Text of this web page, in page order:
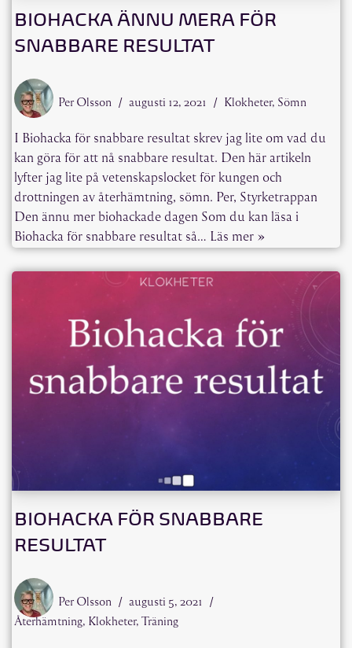
BIOHACKA ÄNNU MERA FÖR
SNABBARE RESULTAT
Per Olsson augusti 12, 2021 Klokheter, Sömn
I Biohacka för snabbare resultat skrev jag lite om vad du
kan göra för att nå snabbare resultat. Den här artikeln
lyfter jag lite på vetenskapslocket för kungen och
drottningen av återhämtning, sömn. Per, Styrketrappan
Den ännu mer biohackade dagen Som du kan läsa i
Biohacka för snabbare resultat så… Läs mer »
BIOHACKA FÖR SNABBARE
RESULTAT
Per Olsson
augusti 5, 2021
Återhämtning, Klokheter, Träning